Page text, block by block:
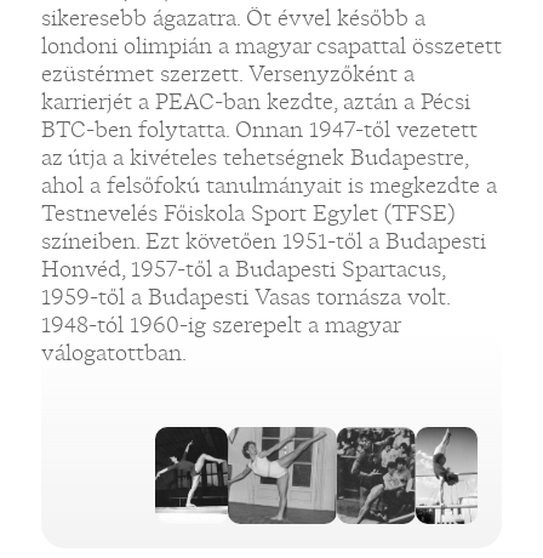
sikeresebb ágazatra. Öt évvel később a
londoni olimpián a magyar csapattal összetett
ezüstérmet szerzett. Versenyzőként a
karrierjét a PEAC-ban kezdte, aztán a Pécsi
BTC-ben folytatta. Onnan 1947-től vezetett
az útja a kivételes tehetségnek Budapestre,
ahol a felsőfokú tanulmányait is megkezdte a
Testnevelés Főiskola Sport Egylet (TFSE)
színeiben. Ezt követően 1951-től a Budapesti
Honvéd, 1957-től a Budapesti Spartacus,
1959-től a Budapesti Vasas tornásza volt.
1948-tól 1960-ig szerepelt a magyar
válogatottban.